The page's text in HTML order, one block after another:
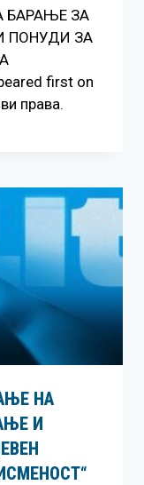
БАРАЊЕ ЗА
ПОНУДИ ЗА
first on
права.
НА
И